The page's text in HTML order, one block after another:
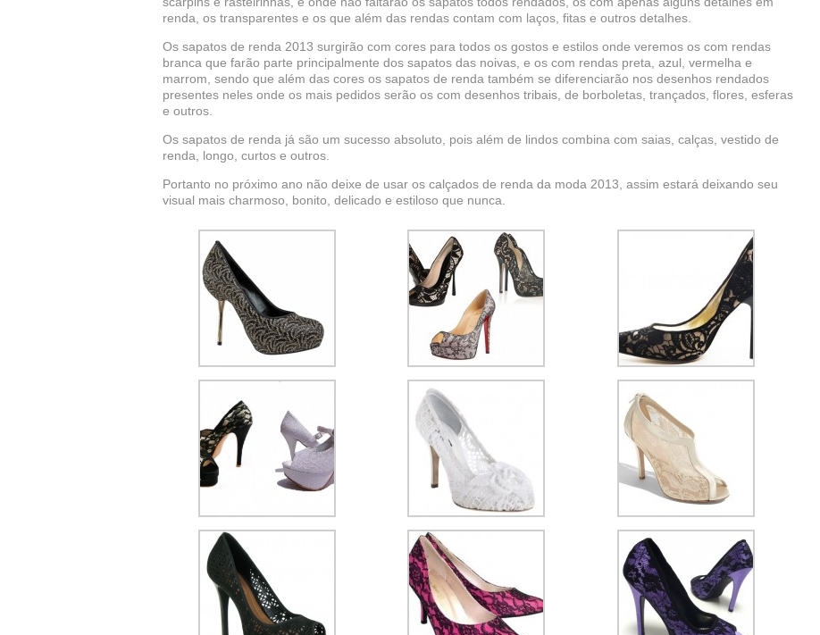
renda, os transparentes e os que além das rendas contam com laços, fitas e outros detalhes.
Os sapatos de renda 2013 surgirão com cores para todos os gostos e estilos onde veremos os com rendas
branca que farão parte principalmente dos sapatos das noivas, e os com rendas preta, azul, vermelha e
marrom, sendo que além das cores os sapatos de renda também se diferenciarão nos desenhos rendados
presentes neles onde os mais pedidos serão os com desenhos tribais, de borboletas, trançados, flores, esferas
e outros.
Os sapatos de renda já são um sucesso absoluto, pois além de lindos combina com saias, calças, vestido de
renda, longo, curtos e outros.
Portanto no próximo ano não deixe de usar os calçados de renda da moda 2013, assim estará deixando seu
visual mais charmoso, bonito, delicado e estiloso que nunca.